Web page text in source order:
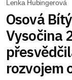
Lenka Hubingerová
Osová
Vysočina
rozvojem